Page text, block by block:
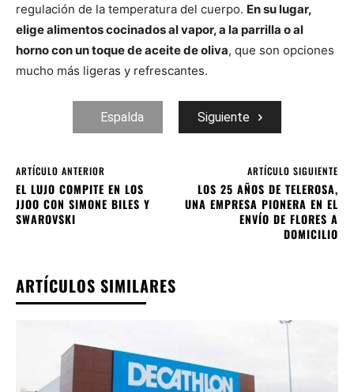
regulación de la temperatura del cuerpo. En su lugar,
elige alimentos cocinados al vapor, a la parrilla o al
horno con un toque de aceite de oliva, que son opciones
mucho más ligeras y refrescantes.
Espalda Siguiente
ARTÍCULO ANTERIOR
EL LUJO COMPITE EN LOS
JJOO CON SIMONE BILES Y
SWAROVSKI
ARTÍCULO SIGUIENTE
LOS 25 AÑOS DE TELEROSA,
UNA EMPRESA PIONERA EN EL
ENVÍO DE FLORES A
DOMICILIO
ARTÍCULOS SIMILARES